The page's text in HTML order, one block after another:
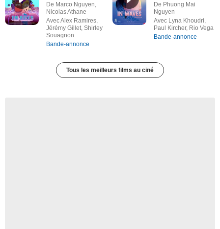
De Marco Nguyen,
Nicolas Athane
Avec Alex Ramires,
Jérémy Gillet, Shirley
Souagnon
Bande-annonce
De Phuong Mai
Nguyen
Avec Lyna Khoudri,
Paul Kircher, Rio Vega
Bande-annonce
Tous les meilleurs films au ciné